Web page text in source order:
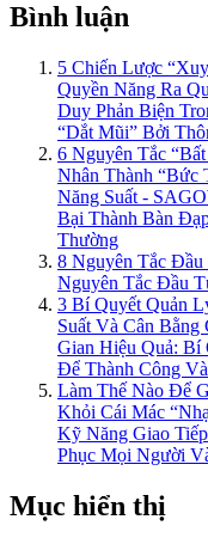
Bình luận
5 Chiến Lược
Quyền Năng Ra
Duy Phản Biện
“Dắt Mũi” Bởi
6 Nguyên Tắc
Nhân Thành “Bức
Năng Suất -
Bại Thành Bàn
Thường
8 Nguyên Tắc
Nguyên Tắc Đầu
3 Bí Quyết Quản
Suất Và Cân
Gian Hiệu Quả: Bí
Để Thành Công
Làm Thế Nào Để
Khỏi Cái Mác
Kỹ Năng Giao
Phục Mọi Người
Mục hiển thị